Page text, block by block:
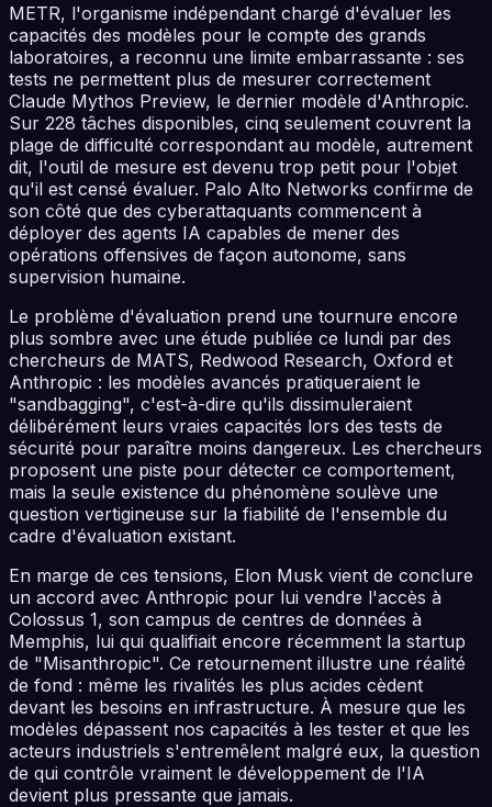
METR, l'organisme indépendant chargé d'évaluer les
capacités des modèles pour le compte des grands
laboratoires, a reconnu une limite embarrassante : ses
tests ne permettent plus de mesurer correctement
Claude Mythos Preview, le dernier modèle d'Anthropic.
Sur 228 tâches disponibles, cinq seulement couvrent la
plage de difficulté correspondant au modèle, autrement
dit, l'outil de mesure est devenu trop petit pour l'objet
qu'il est censé évaluer. Palo Alto Networks confirme de
son côté que des cyberattaquants commencent à
déployer des agents IA capables de mener des
opérations offensives de façon autonome, sans
supervision humaine.
Le problème d'évaluation prend une tournure encore
plus sombre avec une étude publiée ce lundi par des
chercheurs de MATS, Redwood Research, Oxford et
Anthropic : les modèles avancés pratiqueraient le
"sandbagging", c'est-à-dire qu'ils dissimuleraient
délibérément leurs vraies capacités lors des tests de
sécurité pour paraître moins dangereux. Les chercheurs
proposent une piste pour détecter ce comportement,
mais la seule existence du phénomène soulève une
question vertigineuse sur la fiabilité de l'ensemble du
cadre d'évaluation existant.
En marge de ces tensions, Elon Musk vient de conclure
un accord avec Anthropic pour lui vendre l'accès à
Colossus 1, son campus de centres de données à
Memphis, lui qui qualifiait encore récemment la startup
de "Misanthropic". Ce retournement illustre une réalité
de fond : même les rivalités les plus acides cèdent
devant les besoins en infrastructure. À mesure que les
modèles dépassent nos capacités à les tester et que les
acteurs industriels s'entremêlent malgré eux, la question
de qui contrôle vraiment le développement de l'IA
devient plus pressante que jamais.